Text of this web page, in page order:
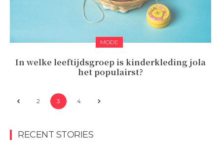
MODE
In welke leeftijdsgroep is kinderkleding jola
het populairst?
2 3 4
RECENT STORIES